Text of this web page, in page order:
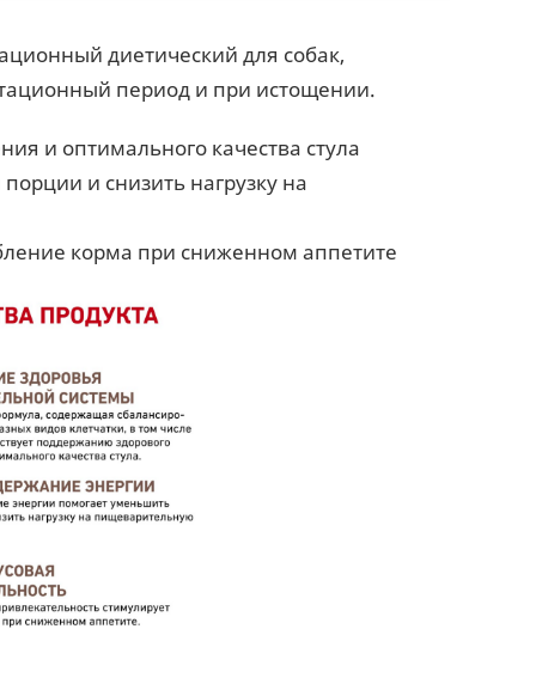
диетический для собак,
период и при истощении.
и оптимального качества стула
и снизить нагрузку на
корма при сниженном аппетите